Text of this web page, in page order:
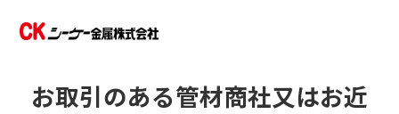
お取引のある管材商社又はお近